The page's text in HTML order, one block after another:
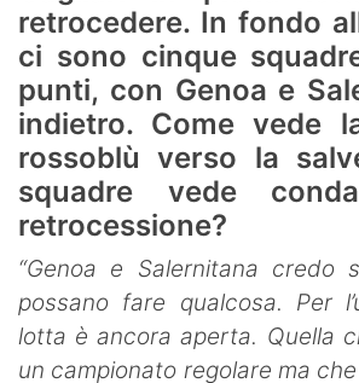
retrocedere. In fondo
ci sono cinque
punti, con Genoa e
indietro. Come vede
rossoblù verso la
squadre vede
retrocessione?
“Genoa e Salernitana credo
possano fare qualcosa. Per
lotta è ancora aperta. Quella
un campionato regolare ma